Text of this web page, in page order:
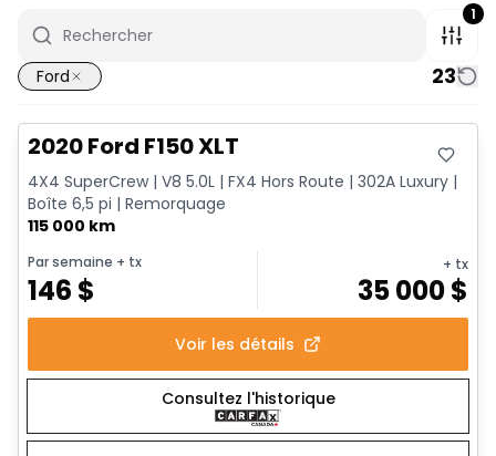
1
Ford 23
Très bonne offre
2020 Ford F150 XLT
4X4 SuperCrew | V8 5.0L | FX4 Hors Route | 302A Luxury |
Boîte 6,5 pi | Remorquage
115 000 km
Par semaine + tx
146 $
+ tx
35 000$
Voir les détails
Consultez l'historique